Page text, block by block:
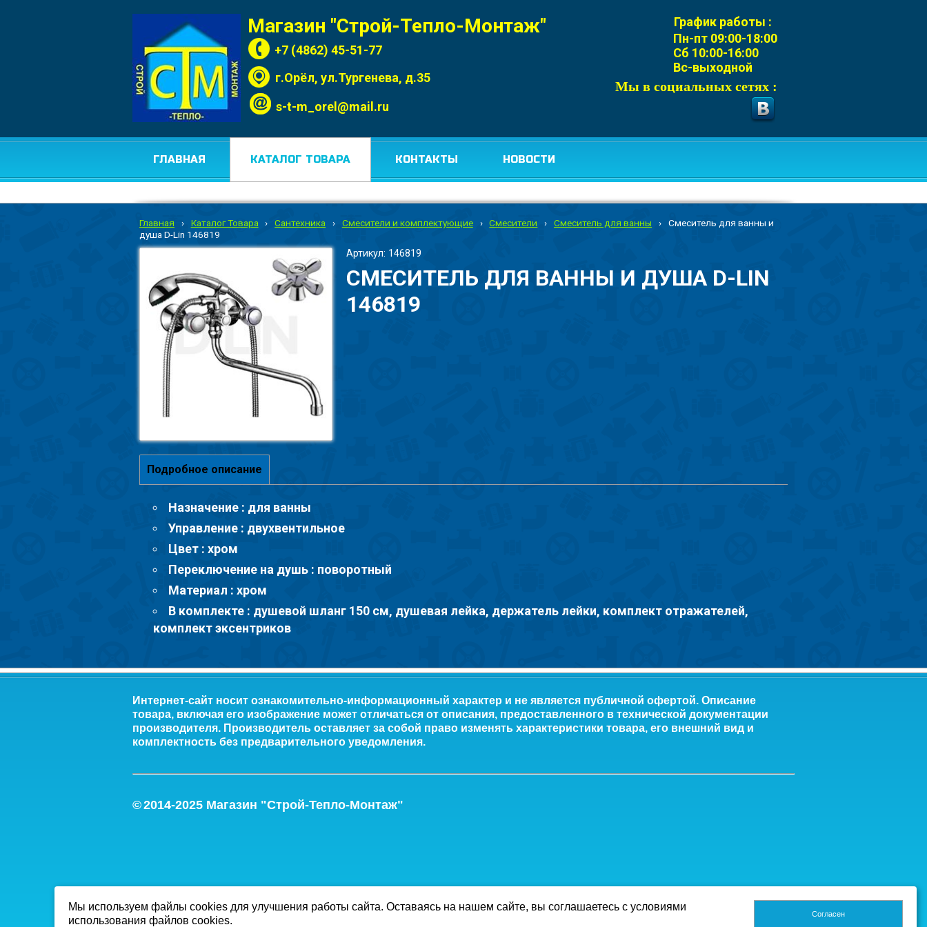
Магазин "Строй-Тепло-Монтаж"
+7 (4862) 45-51-77
г.Орёл, ул.Тургенева, д.35
s-t-m_orel@mail.ru
Мы в социальных сетях :
График работы :
Пн-пт 09:00-18:00
Сб 10:00-16:00
Вс-выходной
ГЛАВНАЯ КАТАЛОГ ТОВАРА КОНТАКТЫ НОВОСТИ
Главная › Каталог Товара › Сантехника › Смесители и комплектующие › Смесители › Смеситель для ванны ›
Смеситель для ванны и
душа D-Lin 146819
Артикул: 146819
СМЕСИТЕЛЬ ДЛЯ ВАННЫ И ДУША D-LIN
146819
Подробное описание
Назначение : для ванны
Управление : двухвентильное
Цвет : хром
Переключение на душь : поворотный
Материал : хром
В комплекте : душевой шланг 150 см, душевая лейка, держатель лейки, комплект отражателей,
комплект эксентриков
Интернет-сайт носит ознакомительно-информационный характер и не является публичной офертой. Описание
товара, включая его изображение может отличаться от описания, предоставленного в технической документации
производителя. Производитель оставляет за собой право изменять характеристики товара, его внешний вид и
комплектность без предварительного уведомления.
©2014-2025 Магазин "Строй-Тепло-Монтаж"
Мы используем файлы cookies для улучшения работы сайта. Оставаясь на нашем сайте, вы соглашаетесь с условиями
использования файлов cookies.
Согласен